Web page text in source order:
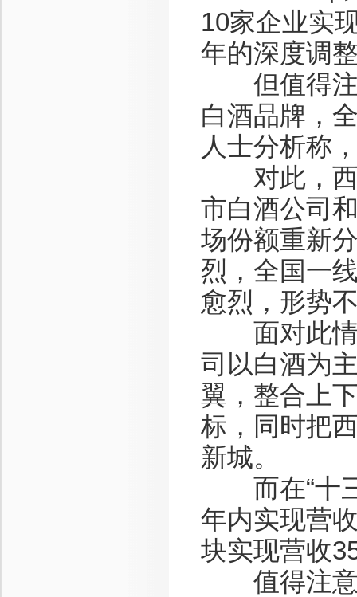
10家企业实
年的深度调
但值得注
白酒品牌，
人士分析称
对此，西
市白酒公司
场份额重新
烈，全国一
愈烈，形势
面对此情
司以白酒为
翼，整合上
标，同时把
新城。
而在“十三
年内实现营
块实现营收
值得注意